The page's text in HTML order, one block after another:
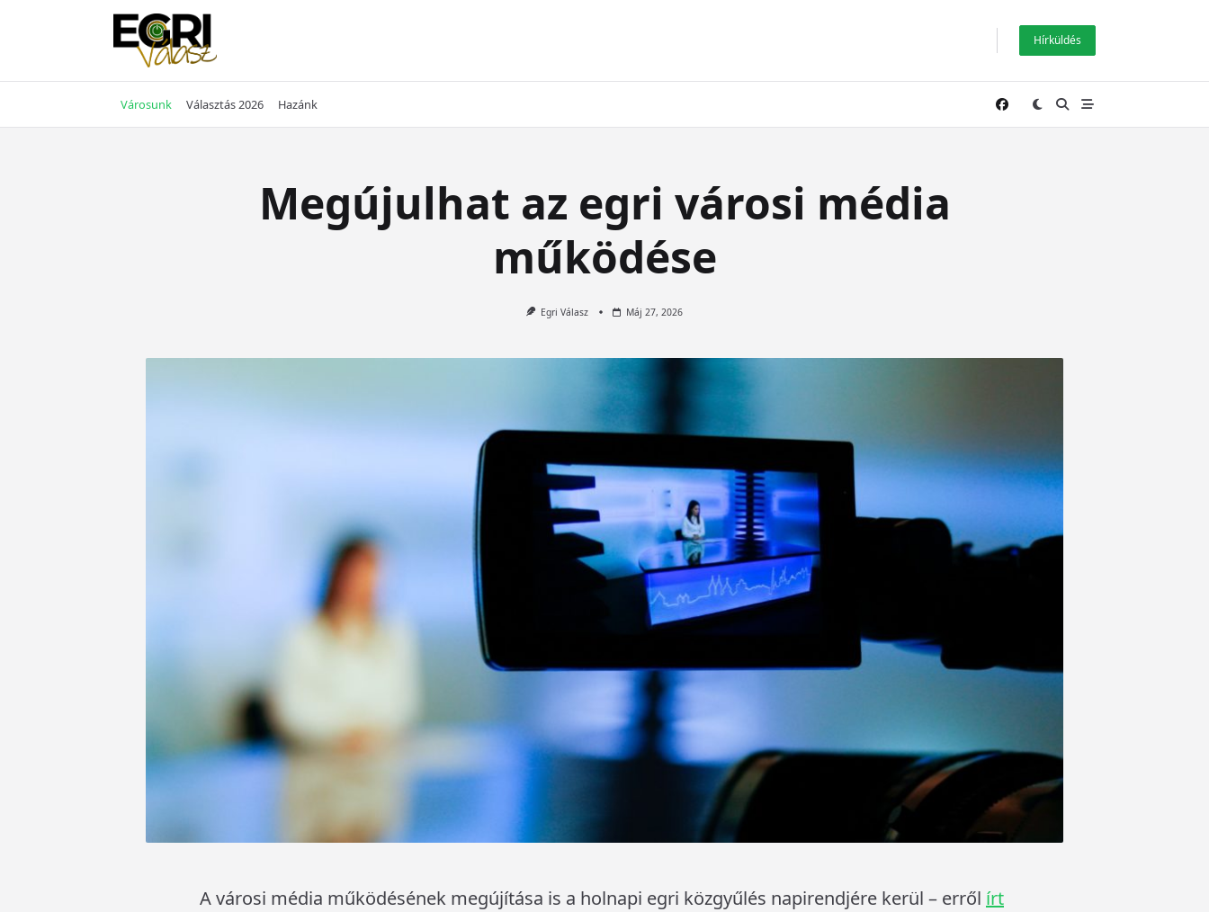
Hírküldés
Városunk Választás 2026 Hazánk
Megújulhat az egri városi média
működése
Egri Válasz Máj 27, 2026
A városi média működésének megújítása is a holnapi egri közgyűlés napirendjére kerül – erről írt